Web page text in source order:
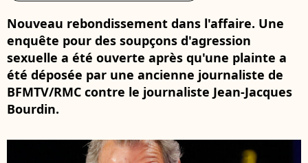
Nouveau rebondissement dans l'affaire. Une
enquête pour des soupçons d'agression
sexuelle a été ouverte après qu'une plainte a
été déposée par une ancienne journaliste de
BFMTV/RMC contre le journaliste Jean-Jacques
Bourdin.